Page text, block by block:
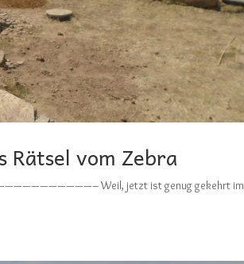
Rätsel vom Zebra
Weil, jetzt ist genug gekehrt im